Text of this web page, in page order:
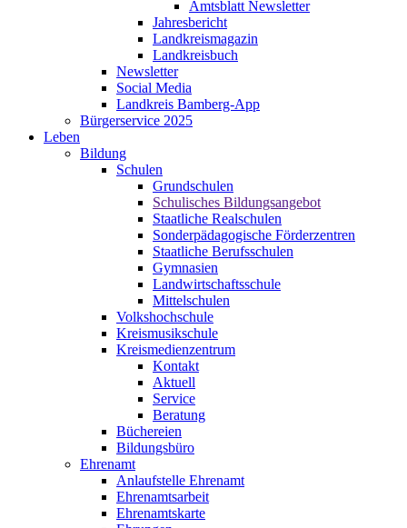
Amtsblatt Newsletter
Jahresbericht
Landkreismagazin
Landkreisbuch
Newsletter
Social Media
Landkreis Bamberg-App
Bürgerservice 2025
Leben
Bildung
Schulen
Grundschulen
Schulisches Bildungsangebot
Staatliche Realschulen
Sonderpädagogische Förderzentren
Staatliche Berufsschulen
Gymnasien
Landwirtschaftsschule
Mittelschulen
Volkshochschule
Kreismusikschule
Kreismedienzentrum
Kontakt
Aktuell
Service
Beratung
Büchereien
Bildungsbüro
Ehrenamt
Anlaufstelle Ehrenamt
Ehrenamtsarbeit
Ehrenamtskarte